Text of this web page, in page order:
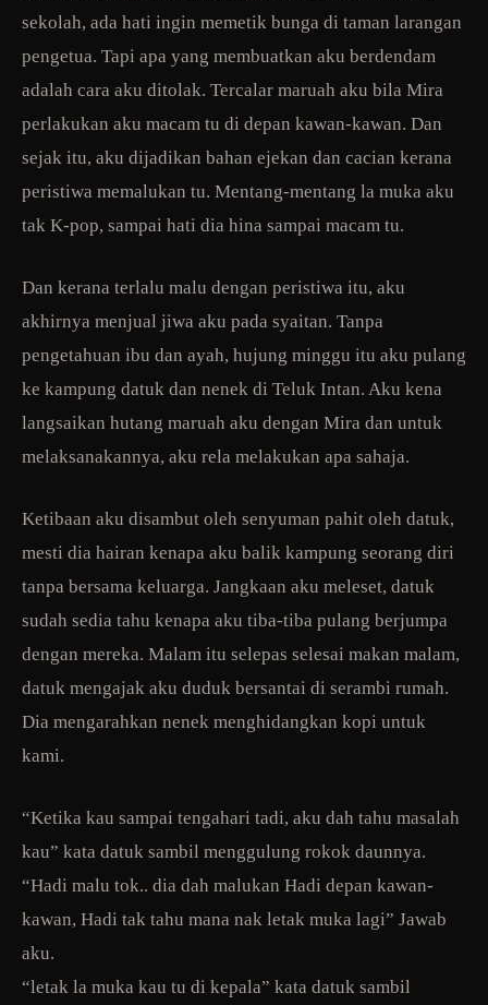
sekolah, ada hati ingin memetik bunga di taman larangan
pengetua. Tapi apa yang membuatkan aku berdendam
adalah cara aku ditolak. Tercalar maruah aku bila Mira
perlakukan aku macam tu di depan kawan-kawan. Dan
sejak itu, aku dijadikan bahan ejekan dan cacian kerana
peristiwa memalukan tu. Mentang-mentang la muka aku
tak K-pop, sampai hati dia hina sampai macam tu.
Dan kerana terlalu malu dengan peristiwa itu, aku
akhirnya menjual jiwa aku pada syaitan. Tanpa
pengetahuan ibu dan ayah, hujung minggu itu aku pulang
ke kampung datuk dan nenek di Teluk Intan. Aku kena
langsaikan hutang maruah aku dengan Mira dan untuk
melaksanakannya, aku rela melakukan apa sahaja.
Ketibaan aku disambut oleh senyuman pahit oleh datuk,
mesti dia hairan kenapa aku balik kampung seorang diri
tanpa bersama keluarga. Jangkaan aku meleset, datuk
sudah sedia tahu kenapa aku tiba-tiba pulang berjumpa
dengan mereka. Malam itu selepas selesai makan malam,
datuk mengajak aku duduk bersantai di serambi rumah.
Dia mengarahkan nenek menghidangkan kopi untuk
kami.
“Ketika kau sampai tengahari tadi, aku dah tahu masalah
kau” kata datuk sambil menggulung rokok daunnya.
“Hadi malu tok.. dia dah malukan Hadi depan kawan-
kawan, Hadi tak tahu mana nak letak muka lagi” Jawab
aku.
“letak la muka kau tu di kepala” kata datuk sambil